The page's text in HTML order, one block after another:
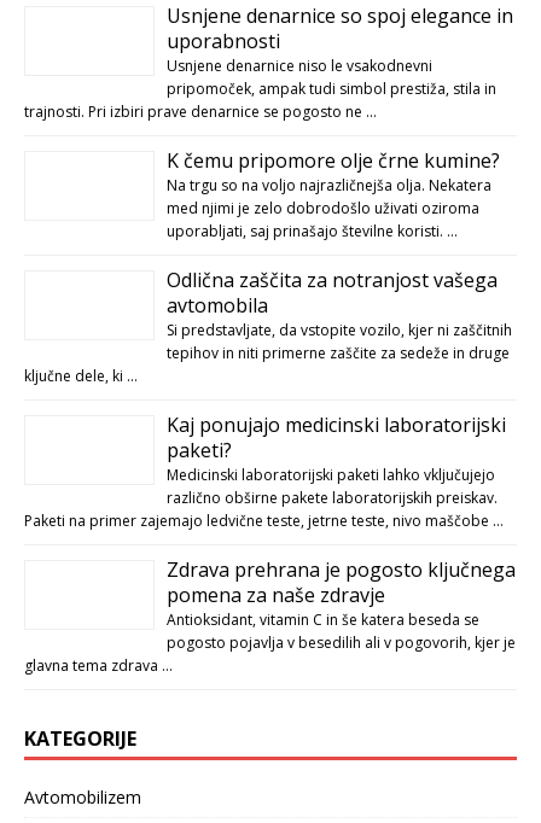
Usnjene denarnice so spoj elegance in
uporabnosti
Usnjene denarnice niso le vsakodnevni
pripomoček, ampak tudi simbol prestiža, stila in
trajnosti. Pri izbiri prave denarnice se pogosto ne …
K čemu pripomore olje črne kumine?
Na trgu so na voljo najrazličnejša olja. Nekatera
med njimi je zelo dobrodošlo uživati oziroma
uporabljati, saj prinašajo številne koristi. …
Odlična zaščita za notranjost vašega
avtomobila
Si predstavljate, da vstopite vozilo, kjer ni zaščitnih
tepihov in niti primerne zaščite za sedeže in druge
ključne dele, ki …
Kaj ponujajo medicinski laboratorijski
paketi?
Medicinski laboratorijski paketi lahko vključujejo
različno obširne pakete laboratorijskih preiskav.
Paketi na primer zajemajo ledvične teste, jetrne teste, nivo maščobe …
Zdrava prehrana je pogosto ključnega
pomena za naše zdravje
Antioksidant, vitamin C in še katera beseda se
pogosto pojavlja v besedilih ali v pogovorih, kjer je
glavna tema zdrava …
KATEGORIJE
Avtomobilizem